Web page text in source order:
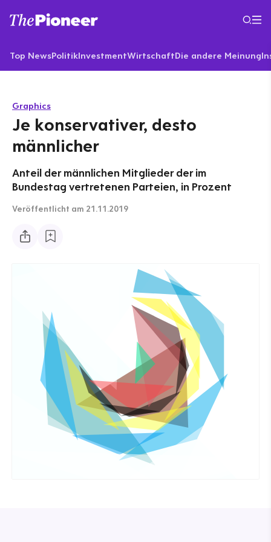
Top NewsPolitikInvestmentWirtschaftDie andere Meinung
Graphics
Je konservativer, desto
männlicher
Anteil der männlichen Mitglieder der im
Bundestag vertretenen Parteien, in Prozent
Veröffentlicht am 21.11.2019